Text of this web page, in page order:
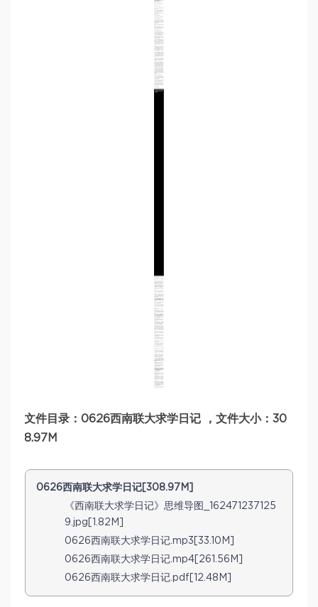
文件目录：0626西南联大求学日记 ，文件大小：30
8.97M
0626西南联大求学日记[308.97M]
《西南联大求学日记》思维导图_162471237125
9.jpg[1.82M]
0626西南联大求学日记.mp3[33.10M]
0626西南联大求学日记.mp4[261.56M]
0626西南联大求学日记.pdf[12.48M]